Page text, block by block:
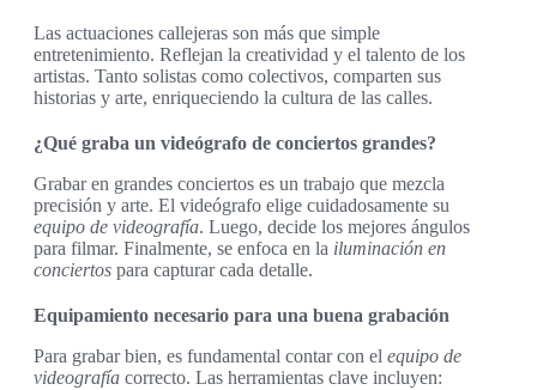
Las actuaciones callejeras son más que simple
entretenimiento. Reflejan la creatividad y el talento de los
artistas. Tanto solistas como colectivos, comparten sus
historias y arte, enriqueciendo la cultura de las calles.
¿Qué graba un videógrafo de conciertos grandes?
Grabar en grandes conciertos es un trabajo que mezcla
precisión y arte. El videógrafo elige cuidadosamente su
equipo de videografía. Luego, decide los mejores ángulos
para filmar. Finalmente, se enfoca en la iluminación en
conciertos para capturar cada detalle.
Equipamiento necesario para una buena grabación
Para grabar bien, es fundamental contar con el equipo de
videografía correcto. Las herramientas clave incluyen: